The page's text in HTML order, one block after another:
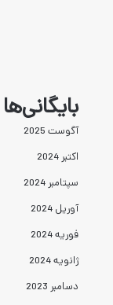
بایگانی‌ها
آگوست 2025
اکتبر 2024
سپتامبر 2024
آوریل 2024
فوریه 2024
ژانویه 2024
دسامبر 2023